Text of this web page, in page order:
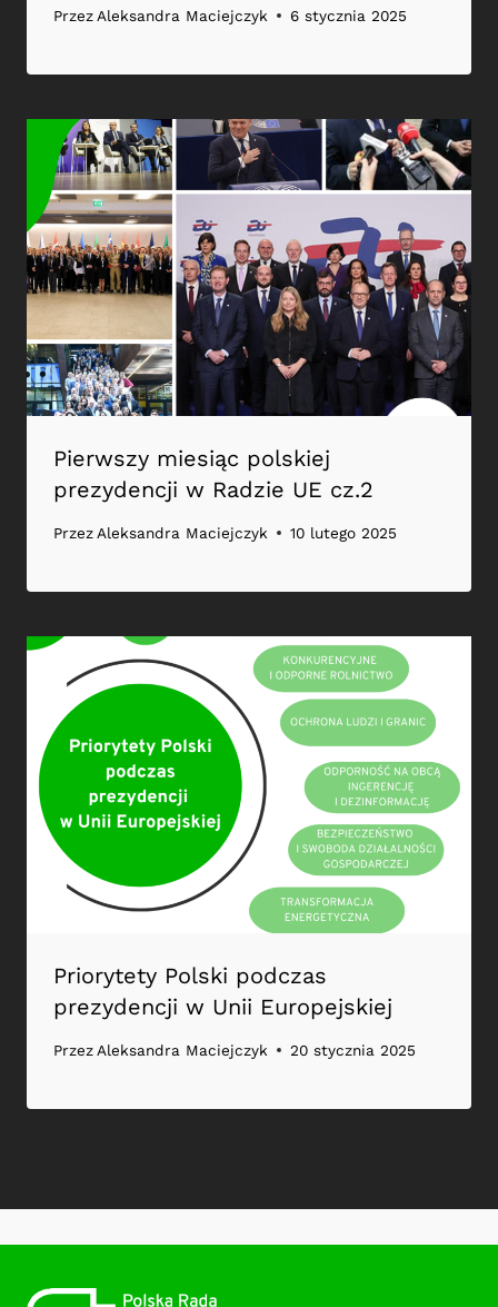
Przez Aleksandra Maciejczyk 6 stycznia 2025
Pierwszy miesiąc polskiej
prezydencji w Radzie UE cz.2
Przez Aleksandra Maciejczyk 10 lutego 2025
Priorytety Polski podczas
prezydencji w Unii Europejskiej
PrzezAleksandra Maciejczyk 20 stycznia 2025